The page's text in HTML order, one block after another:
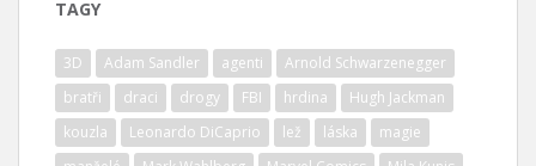
TAGY
3D Adam Sandler agenti
Arnold Schwarzenegger
bratři
draci drogy FBI hrdina
Hugh Jackman
kouzla
Leonardo DiCaprio lež láska
magie